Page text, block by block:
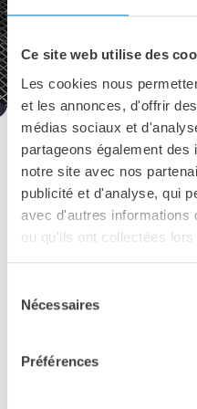
Ce site web utilise des
Les cookies nous
et les annonces, d'offrir
médias sociaux et
partageons également
notre site avec nos
publicité et d'analyse, qui
avec d'autres informations
ou qu'ils ont collectées
services.
Nécessaires
Préférences
Plus